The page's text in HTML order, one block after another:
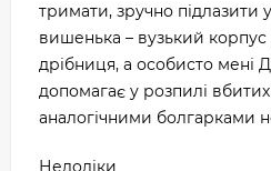
тримати, зручно підлазити
вишенька – вузький
дрібниця, а особисто мені
допомагає у розпилі
аналогічними болгарками
Недоліки